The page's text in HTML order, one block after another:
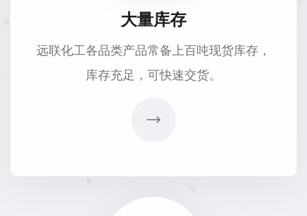
大量库存
远联化工各品类产品常备上百吨现货库存，
库存充足，可快速交货。